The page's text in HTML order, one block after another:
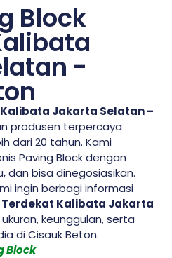
Block
-
Jakarta Selatan –
produsen terpercaya
dari 20 tahun. Kami
Paving Block dengan
dan bisa dinegosiasikan.
ingin berbagi informasi
Terdekat Kalibata Jakarta
keunggulan, serta
di Cisauk Beton.
Block